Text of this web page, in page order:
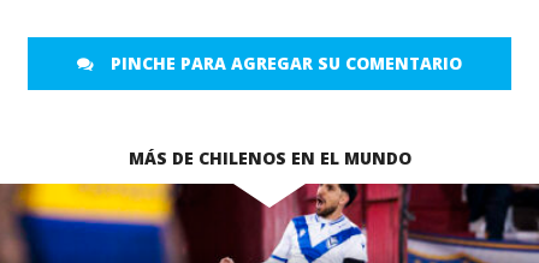
PINCHE PARA AGREGAR SU COMENTARIO
MÁS DE CHILENOS EN EL MUNDO